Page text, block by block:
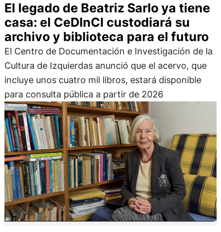
El legado de Beatriz Sarlo ya tiene
casa: el CeDInCI custodiará su
archivo y biblioteca para el futuro
El Centro de Documentación e Investigación de la
Cultura de Izquierdas anunció que el acervo, que
incluye unos cuatro mil libros, estará disponible
para consulta pública a partir de 2026